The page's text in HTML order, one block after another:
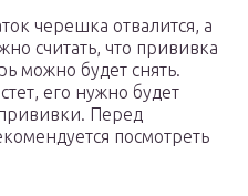
черешка отвалится, а
считать, что прививка
можно будет снять.
его нужно будет
Перед
посмотреть